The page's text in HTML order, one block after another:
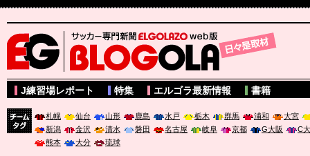
サッカー専門新聞ELGOLAZO web版 BLOGOLA
J練習場レポート 特集 エルゴラ最新情報 書籍
札幌 仙台 山形 鹿島 水戸 栃木 群馬 浦和
大宮
新潟
金沢 清水 磐田 名古屋 岐阜 京都 G大阪
C
熊本
大分 琉球